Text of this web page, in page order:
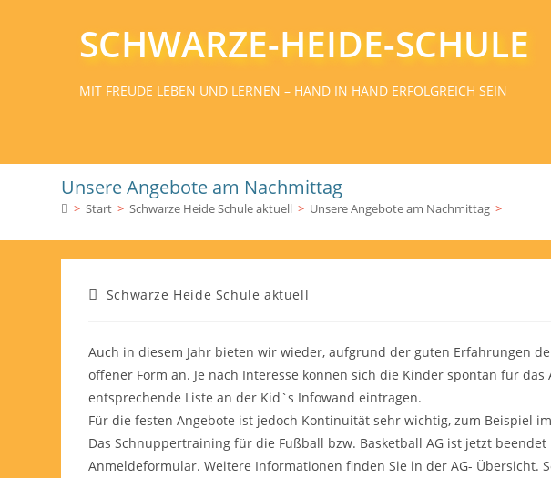
SCHWARZE-HEIDE-SCHULE
MIT FREUDE LEBEN UND LERNEN – HAND IN HAND ERFOLGREICH SEIN
Unsere Angebote am Nachmittag
> Start > Schwarze Heide Schule aktuell > Unsere Angebote am Nachmittag >
Schwarze Heide Schule aktuell
Auch in diesem Jahr bieten wir wieder, aufgrund der guten Erfahrungen
offener Form an. Je nach Interesse können sich die Kinder spontan für
entsprechende Liste an der Kid`s Infowand eintragen.
Für die festen Angebote ist jedoch Kontinuität sehr wichtig, zum Beispiel
Das Schnuppertraining für die Fußball bzw. Basketball AG ist jetzt
Anmeldeformular. Weitere Informationen finden Sie in der AG- Übersicht.